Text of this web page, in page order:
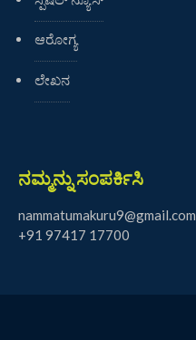
ಆರೋಗ್ಯ
ಲೇಖನ
ನಮ್ಮನ್ನು ಸಂಪರ್ಕಿಸಿ
nammatumakuru9@gmail.com
+91 97417 17700